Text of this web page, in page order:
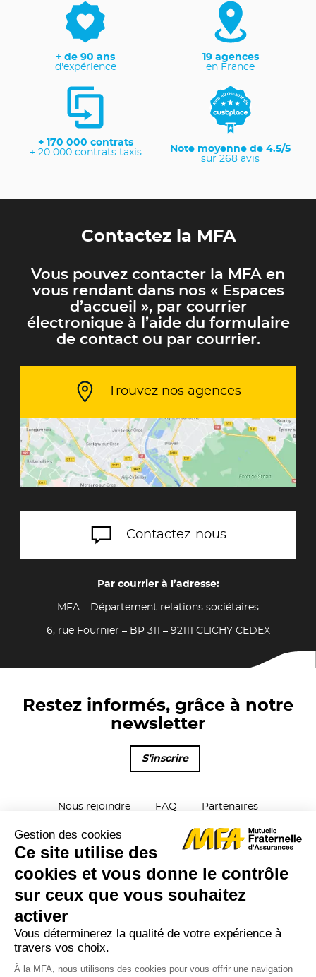
+ de 90 ans
d'expérience
19 agences
en France
+ 170 000 contrats
+ 20 000 contrats taxis
Note moyenne de 4.5/5
sur 268 avis
Contactez la MFA
Vous pouvez contacter la MFA en
vous rendant dans nos « Espaces
d’accueil », par courrier
électronique à l’aide du formulaire
de contact ou par courrier.
Trouvez nos agences
Contactez-nous
Par courrier à l’adresse:
MFA – Département relations sociétaires
6, rue Fournier – BP 311 – 92111 CLICHY CEDEX
Restez informés, grâce à notre
newsletter
S'inscrire
Nous rejoindre FAQ Partenaires
Parrainage Plan du site
Mentions Légales